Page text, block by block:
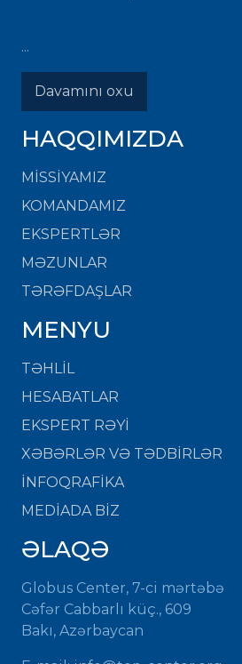
...
Davamını oxu
HAQQIMIZDA
MISSIYAMIZ
KOMANDAMIZ
EKSPERTLƏR
MƏZUNLAR
TƏRƏFDAŞLAR
MENYU
TƏHLİL
HESABATLAR
EKSPERT RƏYİ
XƏBƏRLƏR VƏ TƏDBİRLƏR
İNFOQRAFİKA
MEDİADA BİZ
ƏLAQƏ
Globus Center, 7-ci mərtəbə
Cəfər Cabbarlı küç., 609
Bakı, Azərbaycan